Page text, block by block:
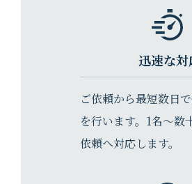
迅速な対
ご依頼から最短数⽇
を行います。1名～数
依頼へ対応します。